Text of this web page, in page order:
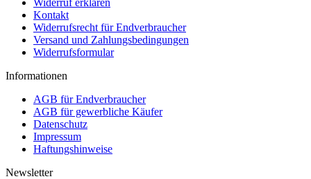
Kontakt
Widerrufsrecht für Endverbraucher
Versand und Zahlungsbedingungen
Widerrufsformular
Informationen
AGB für Endverbraucher
AGB für gewerbliche Käufer
Datenschutz
Impressum
Haftungshinweise
Newsletter